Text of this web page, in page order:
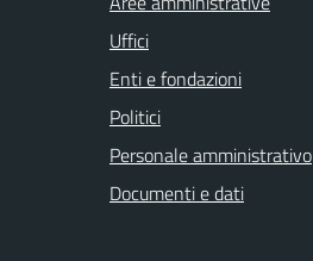
Uffici
Enti e fondazioni
Politici
Personale amministrativo
Documenti e dati